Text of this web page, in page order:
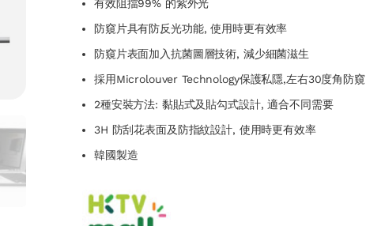
有效阻擋99% 的紫外光
防窺片具有防反光功能, 使用時更有效率
防窺片表面加入抗菌圖層技術, 減少細菌滋生
採用Microlouver Technology保護私隱,左右30度角防窺
2種安裝方法: 黏貼式及貼勾式設計, 適合不同需要
3H 防刮花表面及防指紋設計, 使用時更有效率
韓國製造